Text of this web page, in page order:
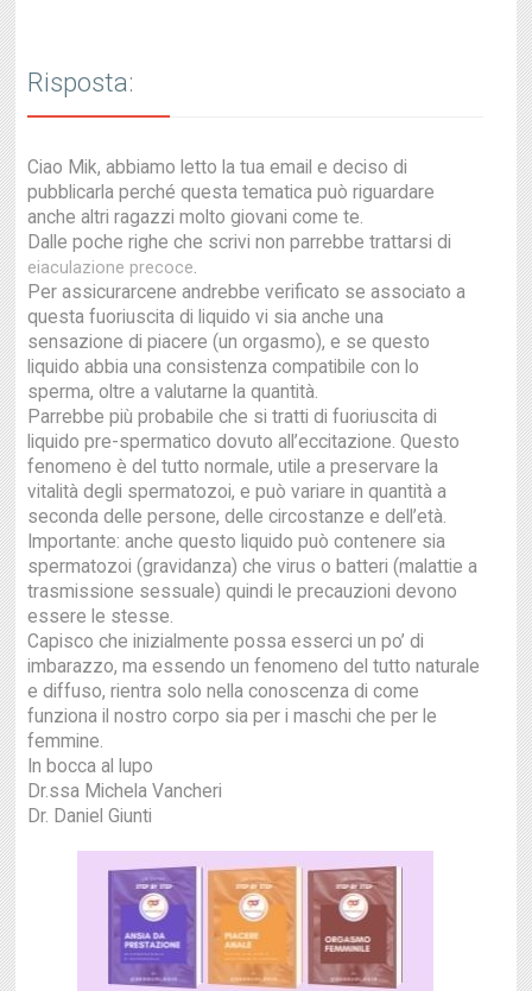
Risposta:
Ciao Mik, abbiamo letto la tua email e deciso di
pubblicarla perché questa tematica può riguardare
anche altri ragazzi molto giovani come te.
Dalle poche righe che scrivi non parrebbe trattarsi di
eiaculazione precoce.
Per assicurarcene andrebbe verificato se associato a
questa fuoriuscita di liquido vi sia anche una
sensazione di piacere (un orgasmo), e se questo
liquido abbia una consistenza compatibile con lo
sperma, oltre a valutarne la quantità.
Parrebbe più probabile che si tratti di fuoriuscita di
liquido pre-spermatico dovuto all’eccitazione. Questo
fenomeno è del tutto normale, utile a preservare la
vitalità degli spermatozoi, e può variare in quantità a
seconda delle persone, delle circostanze e dell’età.
Importante: anche questo liquido può contenere sia
spermatozoi (gravidanza) che virus o batteri (malattie a
trasmissione sessuale) quindi le precauzioni devono
essere le stesse.
Capisco che inizialmente possa esserci un po’ di
imbarazzo, ma essendo un fenomeno del tutto naturale
e diffuso, rientra solo nella conoscenza di come
funziona il nostro corpo sia per i maschi che per le
femmine.
In bocca al lupo
Dr.ssa Michela Vancheri
Dr. Daniel Giunti